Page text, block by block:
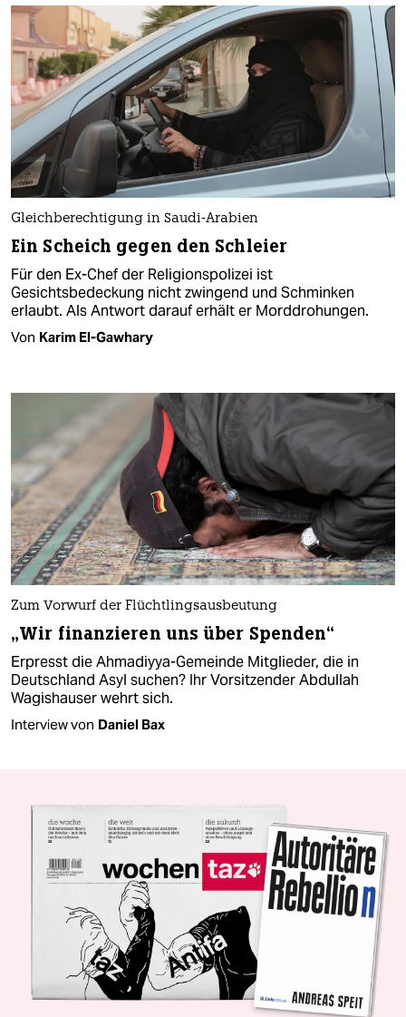
Gleichberechtigung in Saudi-Arabien
Ein Scheich gegen den Schleier
Für den Ex-Chef der Religionspolizei ist
Gesichtsbedeckung nicht zwingend und Schminken
erlaubt. Als Antwort darauf erhält er Morddrohungen.
Von Karim El-Gawhary
Zum Vorwurf der Flüchtlingsausbeutung
„Wir finanzieren uns über Spenden“
Erpresst die Ahmadiyya-Gemeinde Mitglieder, die in
Deutschland Asyl suchen? Ihr Vorsitzender Abdullah
Wagishauser wehrt sich.
Interview von Daniel Bax